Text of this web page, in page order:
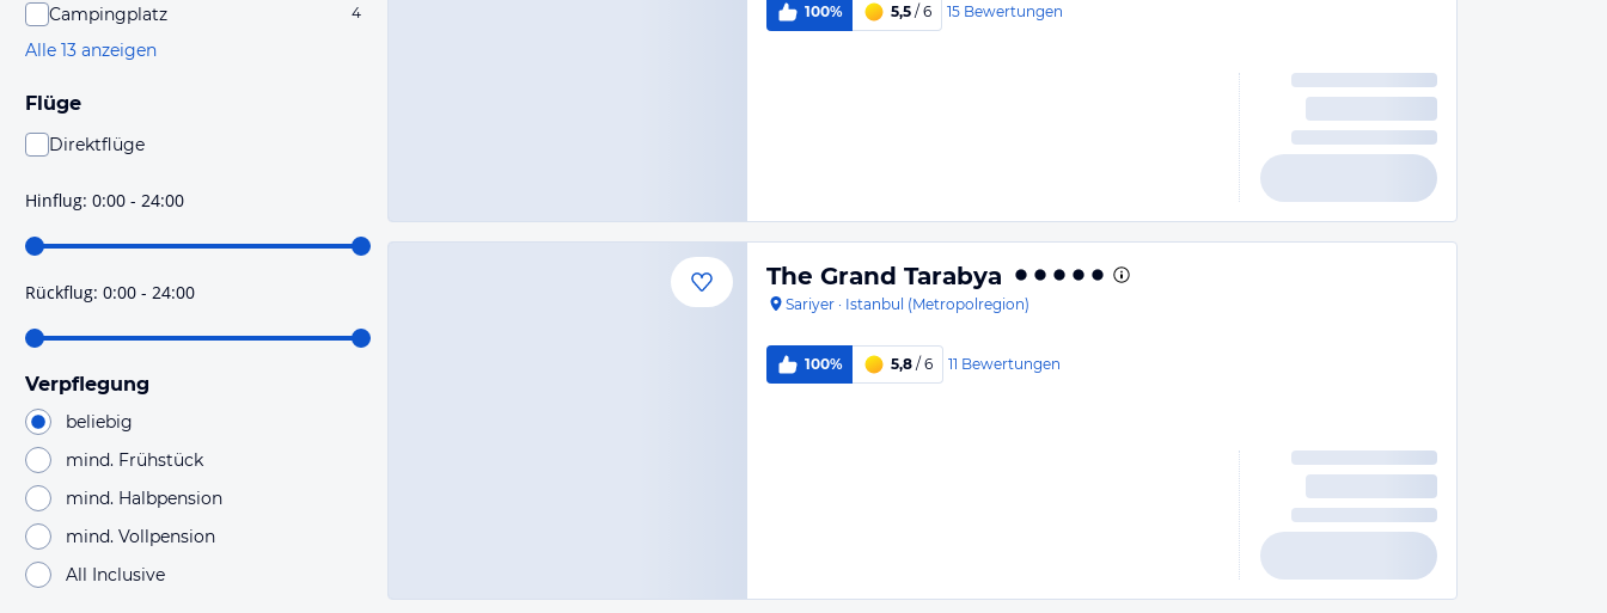
Campingplatz 4
Alle 13 anzeigen
Flüge
Direktflüge
hoher Wahrscheinlichkeit Direktflüge sind. Bitte
prüfe vor der Buchung noch einmal die Flugdetails.
Hinflug: 0:00 - 24:00
Rückflug: 0:00 - 24:00
Verpflegung
beliebig
mind. Frühstück
mind. Halbpension
mind. Vollpension
All Inclusive
100% 5,5 / 6 15 Bewertungen
The Grand Tarabya
Sariyer · Istanbul (Metropolregion)
100% 5,8 / 6 11 Bewertungen